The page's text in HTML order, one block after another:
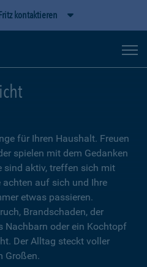
kontaktieren
für Ihren Haushalt. Freuen
spielen mit dem Gedanken
sind aktiv, treffen sich mit
achten auf sich und Ihre
etwas passieren.
Brandschaden, der
Nachbarn oder ein Kochtopf
Der Alltag steckt voller
Großen.